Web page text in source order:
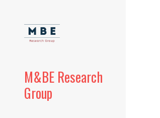
M&BE Research
Group